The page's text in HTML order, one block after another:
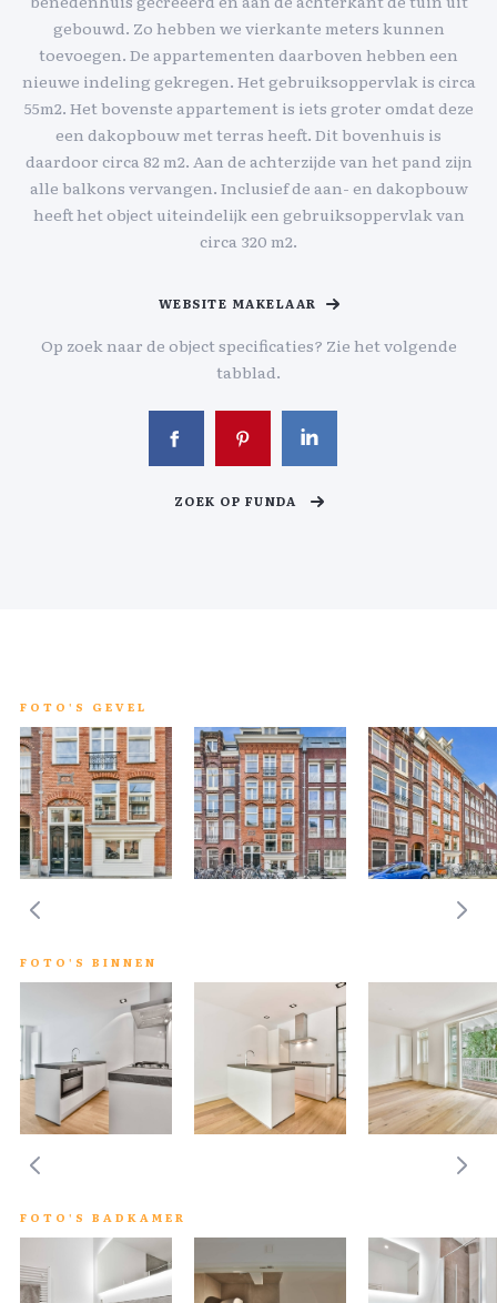
gebouwd. Zo hebben we vierkante meters kunnen
toevoegen. De appartementen daarboven hebben een
nieuwe indeling gekregen. Het gebruiksoppervlak is circa
55m2. Het bovenste appartement is iets groter omdat deze
een dakopbouw met terras heeft. Dit bovenhuis is
daardoor circa 82 m2. Aan de achterzijde van het pand zijn
alle balkons vervangen. Inclusief de aan- en dakopbouw
heeft het object uiteindelijk een gebruiksoppervlak van
circa 320 m2.
WEBSITE MAKELAAR
Op zoek naar de object specificaties? Zie het volgende
tabblad.
ZOEK OP FUNDA
FOTO'S GEVEL
FOTO'S BINNEN
FOTO'S BADKAMER